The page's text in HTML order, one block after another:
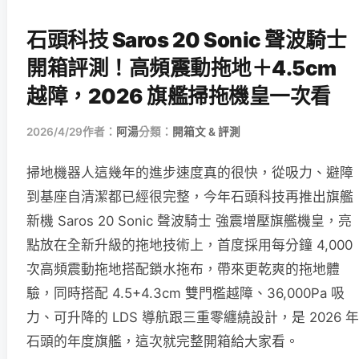
石頭科技 Saros 20 Sonic 聲波騎士
開箱評測！高頻震動拖地＋4.5cm
越障，2026 旗艦掃拖機皇一次看
2026/4/29作者： 阿湯分類： 開箱文 & 評測
掃地機器人這幾年的進步速度真的很快，從吸力、避障
到基座自清潔都已經很完整，今年石頭科技再推出旗艦
新機 Saros 20 Sonic 聲波騎士 強震增壓旗艦機皇，亮
點放在全新升級的拖地技術上，首度採用每分鐘 4,000
次高頻震動拖地搭配鎖水拖布，帶來更乾爽的拖地體
驗，同時搭配 4.5+4.3cm 雙門檻越障、36,000Pa 吸
力、可升降的 LDS 導航跟三重零纏繞設計，是 2026 年
石頭的年度旗艦，這次就完整開箱給大家看。